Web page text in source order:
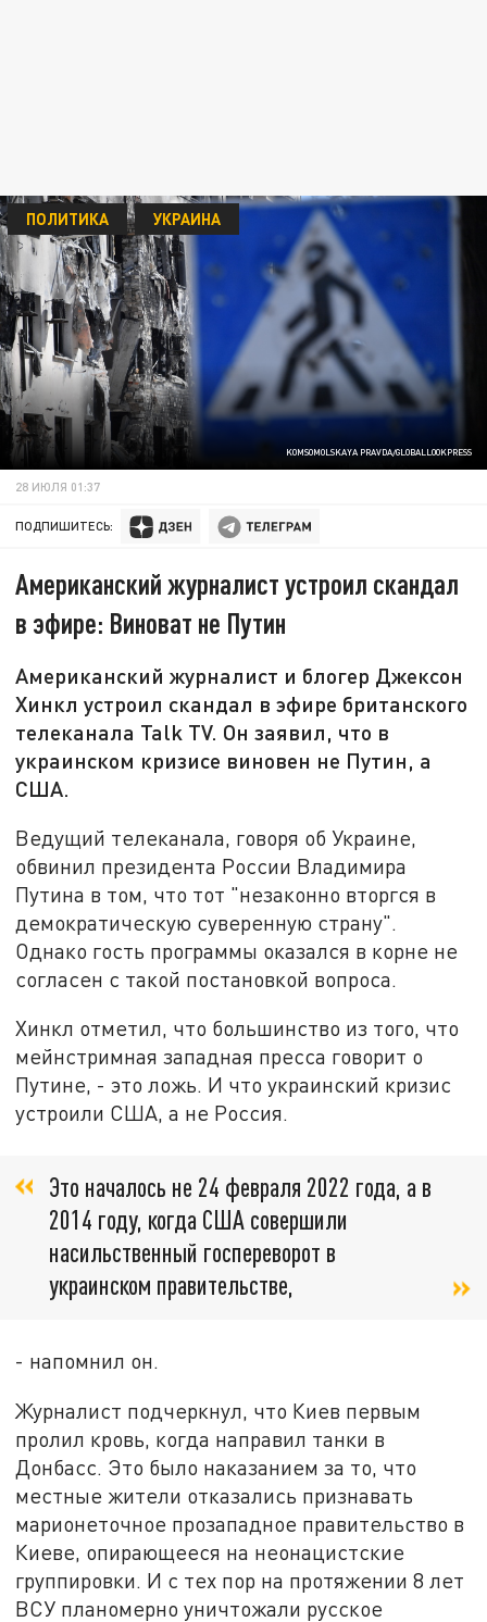
KOMSOMOLSKAYA PRAVDA/GLOBALLOOKPRESS
ПОЛИТИКА УКРАИНА
28 ИЮЛЯ 01:37
ПОДПИШИТЕСЬ:
Американский журналист устроил скандал
в эфире: Виноват не Путин
Американский журналист и блогер Джексон
Хинкл устроил скандал в эфире британского
телеканала Talk TV. Он заявил, что в
украинском кризисе виновен не Путин, а
США.
Ведущий телеканала, говоря об Украине,
обвинил президента России Владимира
Путина в том, что тот "незаконно вторгся в
демократическую суверенную страну".
Однако гость программы оказался в корне не
согласен с такой постановкой вопроса.
Хинкл отметил, что большинство из того, что
мейнстримная западная пресса говорит о
Путине, - это ложь. И что украинский кризис
устроили США, а не Россия.
Это началось не 24 февраля 2022 года, а в
2014 году, когда США совершили
насильственный госпереворот в
украинском правительстве,
- напомнил он.
Журналист подчеркнул, что Киев первым
пролил кровь, когда направил танки в
Донбасс. Это было наказанием за то, что
местные жители отказались признавать
марионеточное прозападное правительство в
Киеве, опирающееся на неонацистские
группировки. И с тех пор на протяжении 8 лет
ВСУ планомерно уничтожали русское